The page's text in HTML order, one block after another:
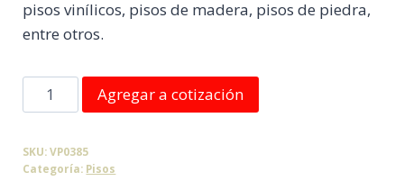
pisos vinílicos, pisos de madera, pisos de piedra,
entre otros.
Cinta
Antideslizante
25mm
Agregar a cotización
SKU:VP0385
Categoría: Pisos